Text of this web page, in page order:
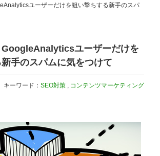
ユーザーだけを狙い撃ちする新手のスパ
GoogleAnalyticsユーザーだけを
手のスパムに気をつけて
キーワード： SEO対策, コンテンツマーケティング